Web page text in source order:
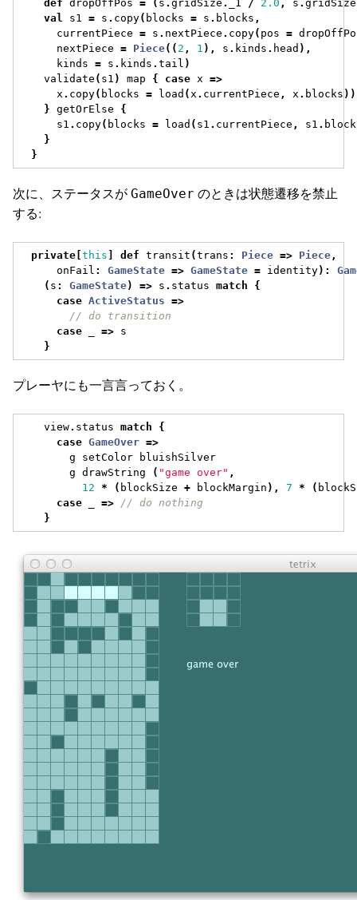
def dropOffPos = ( s .gridSize . _1 / 2.0 , s .gridSize
val s1 = s . copy( blocks = s . blocks ,
currentPiece = s . nextPiece . copy( pos =
nextPiece = Piece(( 2 , 1 ), s . kinds . head ),
kinds = s . kinds .tail )
validate ( s1 ) map { case x =>
x . copy( blocks = load (x . currentPiece , x . blocks ))
} getOrElse {
s1 . copy( blocks = load ( s1 . currentPiece , s1 .
}
}
次に、ステータスが GameOver のときは状態遷移を禁止
する:
private [this def transit (trans : Piece => Piece,
onFail : GameState => GameState = identity):
( s : GameState) => s . status match
{
case ActiveStatus
=>
// do transition
case _ => s
}
プレーヤにも一言言っておく。
view. status match
{
case GameOver =>
g setColor bluishSilver
g drawString
( "game over" ,
12
* ( blockSize + blockMargin ), 7 * (
case _ => // do nothing
}